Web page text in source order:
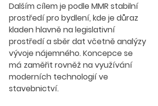
Dalším cílem je podle MMR stabilní
prostředí pro bydlení, kde je důraz
kladen hlavně na legislativní
prostředí a sběr dat včetně analýzy
vývoje nájemného. Koncepce se
má zaměřit rovněž na využívání
moderních technologií ve
stavebnictví.